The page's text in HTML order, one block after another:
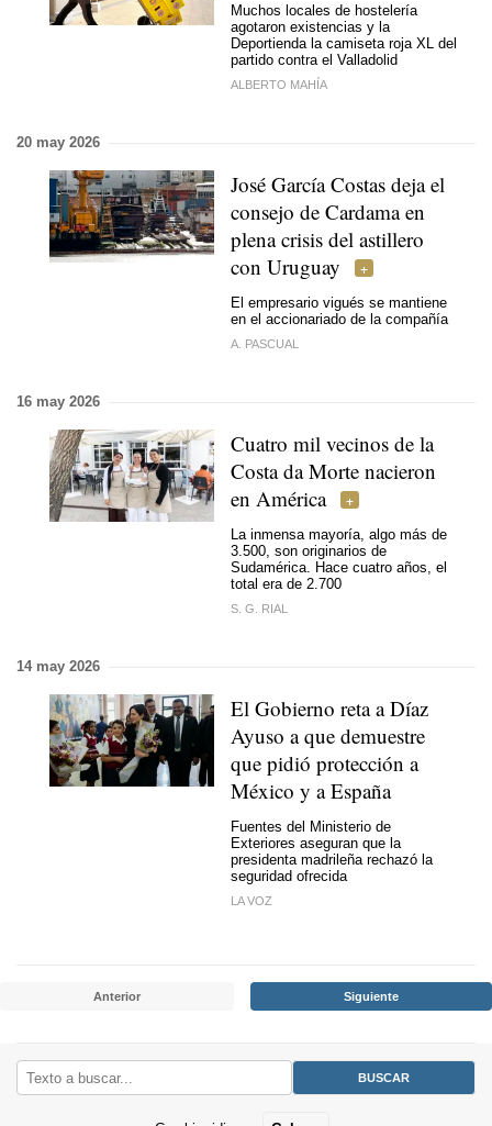
Muchos locales de hostelería
agotaron existencias y la
Deportienda la camiseta roja XL del
partido contra el Valladolid
ALBERTO MAHÍA
20 may 2026
José García Costas deja el
consejo de Cardama en
plena crisis del astillero
con Uruguay
El empresario vigués se mantiene
en el accionariado de la compañía
A. PASCUAL
16 may 2026
Cuatro mil vecinos de la
Costa da Morte nacieron
en América
La inmensa mayoría, algo más de
3.500, son originarios de
Sudamérica. Hace cuatro años, el
total era de 2.700
S. G. RIAL
14 may 2026
El Gobierno reta a Díaz
Ayuso a que demuestre
que pidió protección a
México y a España
Fuentes del Ministerio de
Exteriores aseguran que la
presidenta madrileña rechazó la
seguridad ofrecida
LA VOZ
Anterior Siguiente